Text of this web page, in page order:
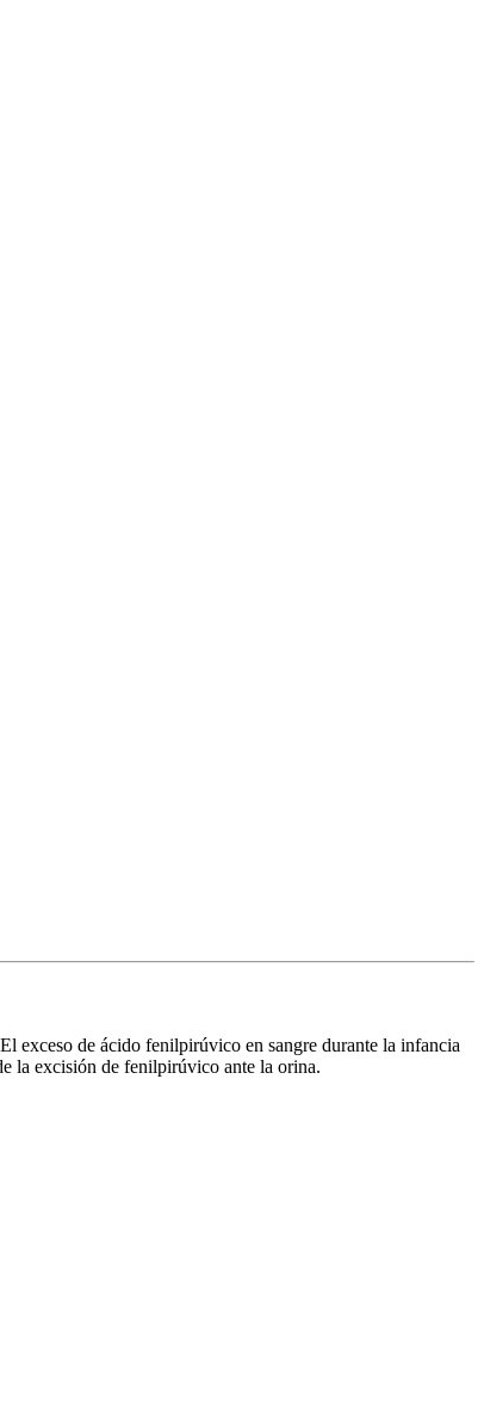
exceso de ácido fenilpirúvico en sangre durante la infancia
la excisión de fenilpirúvico ante la orina.